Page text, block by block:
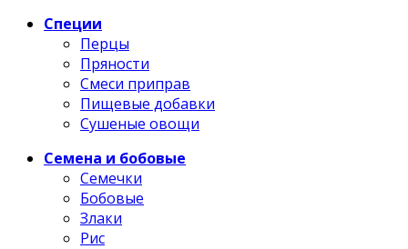
Специи
Перцы
Пряности
Смеси приправ
Пищевые добавки
Сушеные овощи
Семена и бобовые
Семечки
Бобовые
Злаки
Рис